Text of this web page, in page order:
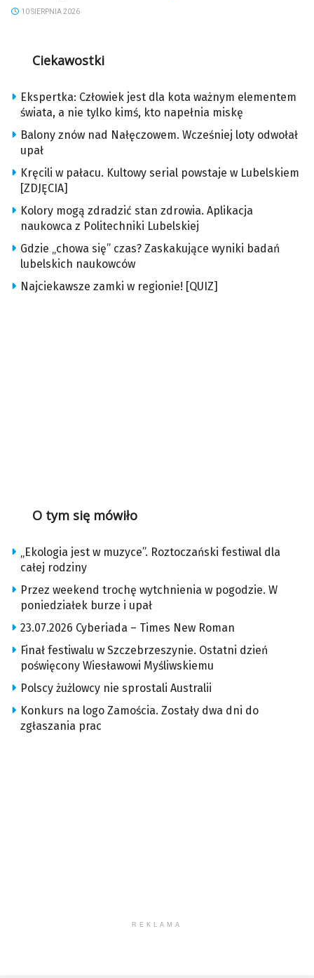
10 SIERPNIA 2026
Ciekawostki
Ekspertka: Człowiek jest dla kota ważnym elementem
świata, a nie tylko kimś, kto napełnia miskę
Balony znów nad Nałęczowem. Wcześniej loty odwołał
upał
Kręcili w pałacu. Kultowy serial powstaje w Lubelskiem
[ZDJĘCIA]
Kolory mogą zdradzić stan zdrowia. Aplikacja
naukowca z Politechniki Lubelskiej
Gdzie „chowa się” czas? Zaskakujące wyniki badań
lubelskich naukowców
Najciekawsze zamki w regionie! [QUIZ]
O tym się mówiło
„Ekologia jest w muzyce”. Roztoczański festiwal dla
całej rodziny
Przez weekend trochę wytchnienia w pogodzie. W
poniedziałek burze i upał
23.07.2026 Cyberiada – Times New Roman
Finał festiwalu w Szczebrzeszynie. Ostatni dzień
poświęcony Wiesławowi Myśliwskiemu
Polscy żużlowcy nie sprostali Australii
Konkurs na logo Zamościa. Zostały dwa dni do
zgłaszania prac
REKLAMA